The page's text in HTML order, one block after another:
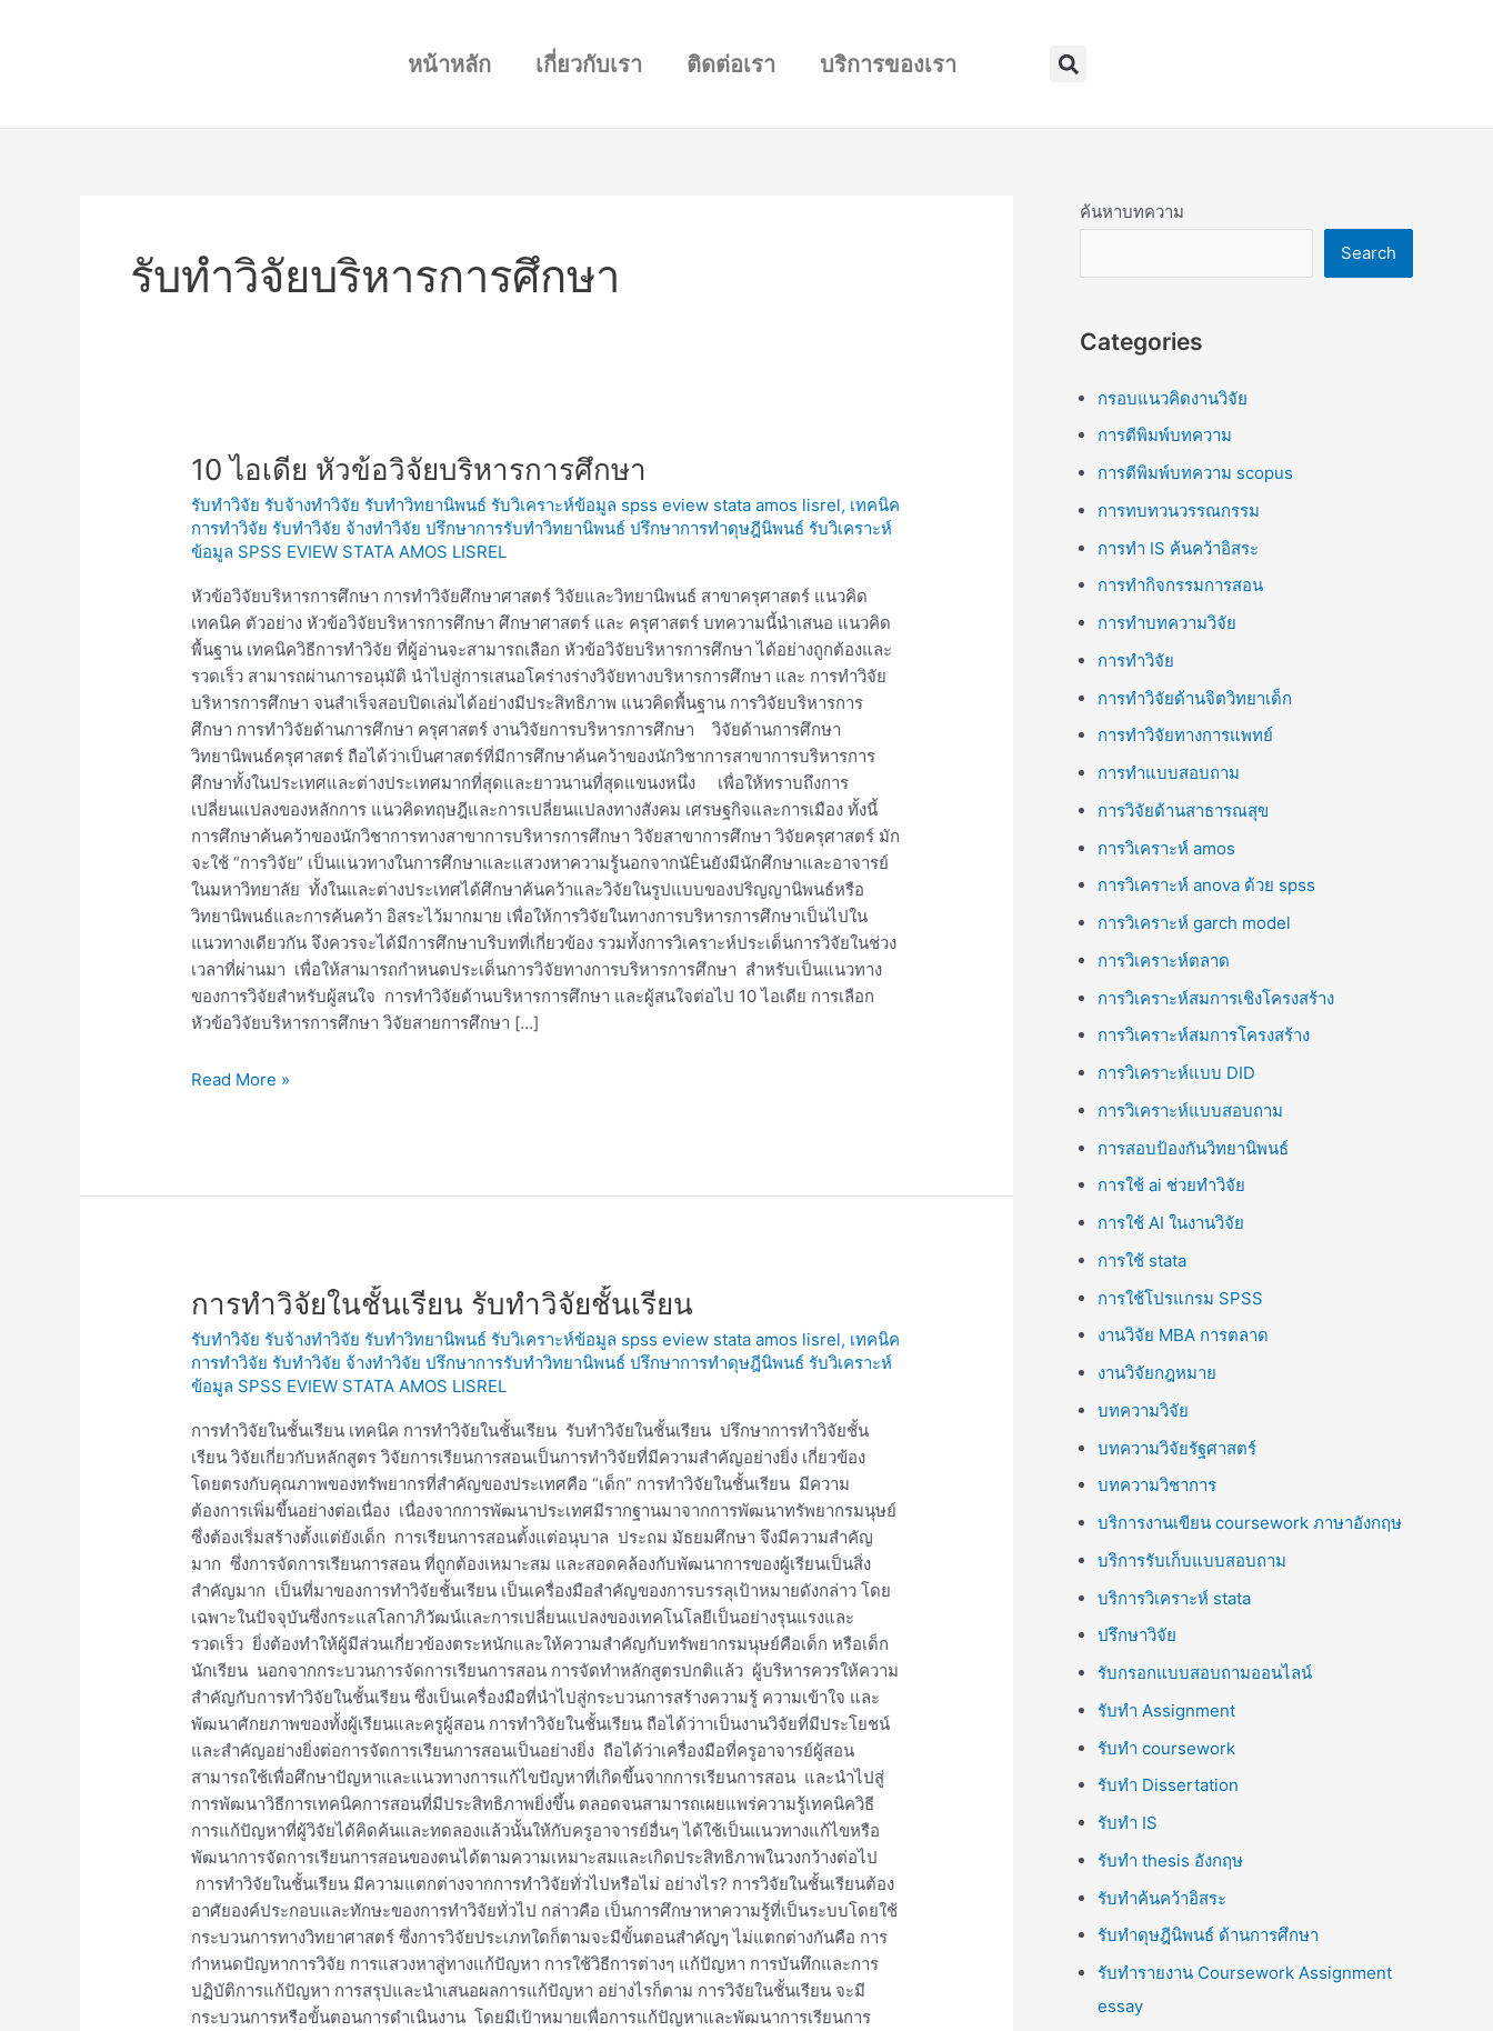
หน้าหลัก เกี่ยวกับเรา ติดต่อเรา บริการของเรา Search
รับทำวิจัยบริหารการศึกษา
10 ไอเดีย หัวข้อวิจัยบริหารการศึกษา
รับทำวิจัย รับจ้างทำวิจัย รับทำวิทยานิพนธ์ รับวิเคราะห์ข้อมูล spss eview stata amos lisrel, เทคนิค
การทำวิจัย รับทำวิจัย จ้างทำวิจัย ปรึกษาการรับทำวิทยานิพนธ์ ปรึกษาการทำดุษฎีนิพนธ์ รับวิเคราะห์
ข้อมูล SPSS EVIEW STATA AMOS LISREL
หัวข้อวิจัยบริหารการศึกษา การทำวิจัยศึกษาศาสตร์ วิจัยและวิทยานิพนธ์ สาขาครุศาสตร์ แนวคิด
เทคนิค ตัวอย่าง หัวข้อวิจัยบริหารการศึกษา ศึกษาศาสตร์ และ ครุศาสตร์ บทความนี้นำเสนอ แนวคิด
พื้นฐาน เทคนิควิธีการทำวิจัย ที่ผู้อ่านจะสามารถเลือก หัวข้อวิจัยบริหารการศึกษา ได้อย่างถูกต้องและ
รวดเร็ว สามารถผ่านการอนุมัติ นำไปสู่การเสนอโคร่างร่างวิจัยทางบริหารการศึกษา และ การทำวิจัย
บริหารการศึกษา จนสำเร็จสอบปิดเล่มได้อย่างมีประสิทธิภาพ แนวคิดพื้นฐาน การวิจัยบริหารการ
ศึกษา การทำวิจัยด้านการศึกษา ครุศาสตร์ งานวิจัยการบริหารการศึกษา วิจัยด้านการศึกษา
วิทยานิพนธ์ครุศาสตร์ ถือได้ว่าเป็นศาสตร์ที่มีการศึกษาค้นคว้าของนักวิชาการสาขาการบริหารการ
ศึกษาทั้งในประเทศและต่างประเทศมากที่สุดและยาวนานที่สุดแขนงหนึ่ง เพื่อให้ทราบถึงการ
เปลี่ยนแปลงของหลักการ แนวคิดทฤษฎีและการเปลี่ยนแปลงทางสังคม เศรษฐกิจและการเมือง ทั้งนี้
การศึกษาค้นคว้าของนักวิชาการทางสาขาการบริหารการศึกษา วิจัยสาขาการศึกษา วิจัยครุศาสตร์ มัก
จะใช้ “การวิจัย” เป็นแนวทางในการศึกษาและแสวงหาความรู้นอกจากนัÊนยังมีนักศึกษาและอาจารย์
ในมหาวิทยาลัย ทั้งในและต่างประเทศได้ศึกษาค้นคว้าและวิจัยในรูปแบบของปริญญานิพนธ์หรือ
วิทยานิพนธ์และการค้นคว้า อิสระไว้มากมาย เพื่อให้การวิจัยในทางการบริหารการศึกษาเป็นไปใน
แนวทางเดียวกัน จึงควรจะได้มีการศึกษาบริบทที่เกี่ยวข้อง รวมทั้งการวิเคราะห์ประเด็นการวิจัยในช่วง
เวลาที่ผ่านมา เพื่อให้สามารถกำหนดประเด็นการวิจัยทางการบริหารการศึกษา สำหรับเป็นแนวทาง
ของการวิจัยสำหรับผู้สนใจ การทำวิจัยด้านบริหารการศึกษา และผู้สนใจต่อไป 10 ไอเดีย การเลือก
หัวข้อวิจัยบริหารการศึกษา วิจัยสายการศึกษา […]
10
เดีย
หัวข้อ
วิจัย
บริหาร
การ
ศึกษา
Read More »
การทำวิจัยในชั้นเรียน รับทำวิจัยชั้นเรียน
รับทำวิจัย รับจ้างทำวิจัย รับทำวิทยานิพนธ์ รับวิเคราะห์ข้อมูล spss eview stata amos lisrel, เทคนิค
การทำวิจัย รับทำวิจัย จ้างทำวิจัย ปรึกษาการรับทำวิทยานิพนธ์ ปรึกษาการทำดุษฎีนิพนธ์ รับวิเคราะห์
ข้อมูล SPSS EVIEW STATA AMOS LISREL
การทำวิจัยในชั้นเรียน เทคนิค การทำวิจัยในชั้นเรียน รับทำวิจัยในชั้นเรียน ปรึกษาการทำวิจัยชั้น
เรียน วิจัยเกี่ยวกับหลักสูตร วิจัยการเรียนการสอนเป็นการทำวิจัยที่มีความสำคัญอย่างยิ่ง เกี่ยวข้อง
โดยตรงกับคุณภาพของทรัพยากรที่สำคัญของประเทศคือ “เด็ก” การทำวิจัยในชั้นเรียน มีความ
ต้องการเพิ่มขึ้นอย่างต่อเนื่อง เนื่องจากการพัฒนาประเทศมีรากฐานมาจากการพัฒนาทรัพยากรมนุษย์
ซึ่งต้องเริ่มสร้างตั้งแต่ยังเด็ก การเรียนการสอนตั้งแต่อนุบาล ประถม มัธยมศึกษา จึงมีความสำคัญ
มาก ซึ่งการจัดการเรียนการสอน ที่ถูกต้องเหมาะสม และสอดคล้องกับพัฒนาการของผู้เรียนเป็นสิ่ง
สำคัญมาก เป็นที่มาของการทำวิจัยชั้นเรียน เป็นเครื่องมือสำคัญของการบรรลุเป้าหมายดังกล่าว โดย
เฉพาะในปัจจุบันซึ่งกระแสโลกาภิวัฒน์และการเปลี่ยนแปลงของเทคโนโลยีเป็นอย่างรุนแรงและ
รวดเร็ว ยิ่งต้องทำให้ผู้มีส่วนเกี่ยวข้องตระหนักและให้ความสำคัญกับทรัพยากรมนุษย์คือเด็ก หรือเด็ก
นักเรียน นอกจากกระบวนการจัดการเรียนการสอน การจัดทำหลักสูตรปกติแล้ว ผู้บริหารควรให้ความ
สำคัญกับการทำวิจัยในชั้นเรียน ซึ่งเป็นเครื่องมือที่นำไปสู่กระบวนการสร้างความรู้ ความเข้าใจ และ
พัฒนาศักยภาพของทั้งผู้เรียนและครูผู้สอน การทำวิจัยในชั้นเรียน ถือได้ว่าาเป็นงานวิจัยที่มีประโยชน์
และสำคัญอย่างยิ่งต่อการจัดการเรียนการสอนเป็นอย่างยิ่ง ถือได้ว่าเครื่องมือที่ครูอาจารย์ผู้สอน
สามารถใช้เพื่อศึกษาปัญหาและแนวทางการแก้ไขปัญหาที่เกิดขึ้นจากการเรียนการสอน และนำไปสู่
การพัฒนาวิธีการเทคนิคการสอนที่มีประสิทธิภาพยิ่งขึ้น ตลอดจนสามารถเผยแพร่ความรู้เทคนิควิธี
การแก้ปัญหาที่ผู้วิจัยได้คิดค้นและทดลองแล้วนั้นให้กับครูอาจารย์อื่นๆ ได้ใช้เป็นแนวทางแก้ไขหรือ
พัฒนาการจัดการเรียนการสอนของตนได้ตามความเหมาะสมและเกิดประสิทธิภาพในวงกว้างต่อไป
การทำวิจัยในชั้นเรียน มีความแตกต่างจากการทำวิจัยทั่วไปหรือไม่ อย่างไร? การวิจัยในชั้นเรียนต้อง
อาศัยองค์ประกอบและทักษะของการทำวิจัยทั่วไป กล่าวคือ เป็นการศึกษาหาความรู้ที่เป็นระบบโดยใช้
กระบวนการทางวิทยาศาสตร์ ซึ่งการวิจัยประเภทใดก็ตามจะมีขั้นตอนสำคัญๆ ไม่แตกต่างกันคือ การ
กำหนดปัญหาการวิจัย การแสวงหาสู่ทางแก้ปัญหา การใช้วิธีการต่างๆ แก้ปัญหา การบันทึกและการ
ปฏิบัติการแก้ปัญหา การสรุปและนำเสนอผลการแก้ปัญหา อย่างไรก็ตาม การวิจัยในชั้นเรียน จะมี
กระบวนการหรือขั้นตอนการดำเนินงาน โดยมีเป้าหมายเพื่อการแก้ปัญหาและพัฒนาการเรียนการ
การ
วิจัย
ใน
เรียน
รับ
ทำ
วิจัย
ชั้น
เรียน
ค้นหาบทความ
Search
Categories
กรอบแนวคิดงานวิจัย
การตีพิมพ์บทความ
การตีพิมพ์บทความ scopus
การทบทวนวรรณกรรม
การทำ IS ค้นคว้าอิสระ
การทำกิจกรรมการสอน
การทำบทความวิจัย
การทำวิจัย
การทำวิจัยด้านจิตวิทยาเด็ก
การทำวิจัยทางการแพทย์
การทำแบบสอบถาม
การวิจัยด้านสาธารณสุข
การวิเคราะห์ amos
การวิเคราะห์ anova ด้วย spss
การวิเคราะห์ garch model
การวิเคราะห์ตลาด
การวิเคราะห์สมการเชิงโครงสร้าง
การวิเคราะห์สมการโครงสร้าง
การวิเคราะห์แบบ DID
การวิเคราะห์แบบสอบถาม
การสอบป้องกันวิทยานิพนธ์
การใช้ ai ช่วยทำวิจัย
การใช้ AI ในงานวิจัย
การใช้ stata
การใช้โปรแกรม SPSS
งานวิจัย MBA การตลาด
งานวิจัยกฎหมาย
บทความวิจัย
บทความวิจัยรัฐศาสตร์
บทความวิชาการ
บริการงานเขียน coursework ภาษาอังกฤษ
บริการรับเก็บแบบสอบถาม
บริการวิเคราะห์ stata
ปรึกษาวิจัย
รับกรอกแบบสอบถามออนไลน์
รับทำ Assignment
รับทำ coursework
รับทำ Dissertation
รับทำ IS
รับทำ thesis อังกฤษ
รับทำค้นคว้าอิสระ
รับทำดุษฎีนิพนธ์ ด้านการศึกษา
รับทำรายงาน Coursework Assignment
essay